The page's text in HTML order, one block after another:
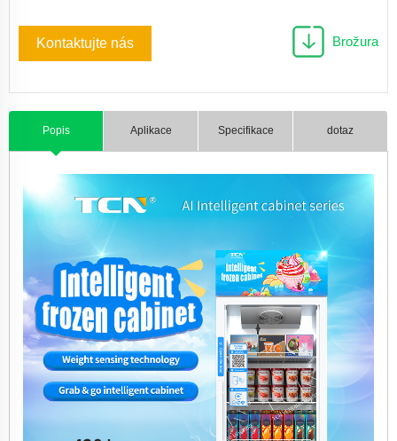
Kontaktujte nás Brožura
Popis Aplikace Specifikace dotaz